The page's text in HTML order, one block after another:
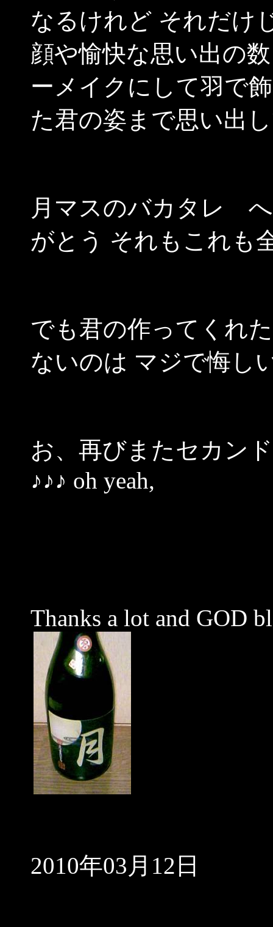
なるけれど それだけ
顔や愉快な思い出の
ーメイクにして羽で
た君の姿まで思い出
月マスのバカタレ
がとう それもこれも
でも君の作ってくれ
ないのは マジで悔し
お、再びまたセカン
♪♪♪ oh yeah,
Thanks a lot and GOD
2010年03月12日